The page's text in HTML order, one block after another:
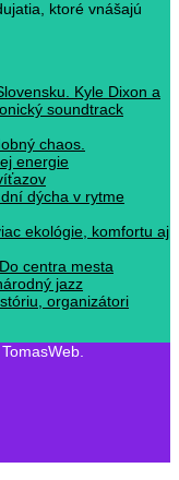
ktoré vnášajú
Kyle Dixon a
soundtrack
chaos.
energie
dýcha v rytme
ekológie, komfortu aj
centra mesta
jazz
organizátori